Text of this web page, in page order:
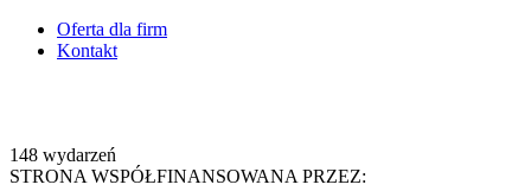
Oferta dla firm
Kontakt
148 wydarzeń
STRONA WSPÓŁFINANSOWANA PRZEZ: